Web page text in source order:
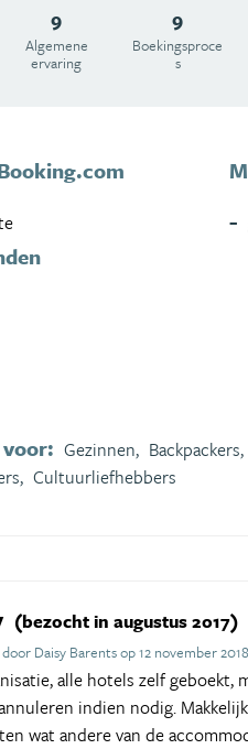
9
Algemene
ervaring
9
Boekingsproce
s
Gezinnen, Backpackers,
Cultuurliefhebbers
(bezocht in augustus 2017)
Daisy Barents op 12 november 2018
alle hotels zelf geboekt,
indien nodig.
wat andere van de